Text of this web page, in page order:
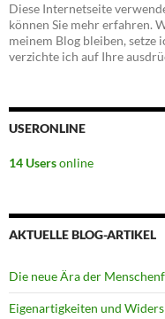
Diese Internetseite
können Sie mehr erfahren.
meinem Blog bleiben, setze
verzichte ich auf Ihre
USERONLINE
14 Usersonline
AKTUELLE BLOG-ARTIKEL
Die neue Ära der
Eigenartigkeiten und